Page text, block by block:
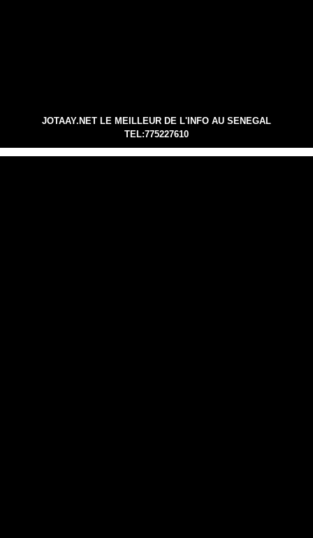
JOTAAY.NET LE MEILLEUR DE L'INFO AU SENEGAL
TEL:775227610